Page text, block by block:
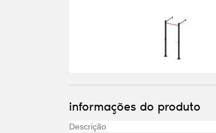
informações do produto
Descrição